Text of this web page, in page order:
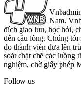
Nam.
đích giao lưu, học hỏi,
đến cầu lông. Chúng tôi
do thành viên đưa lên
soát chặt chẽ các luồng
nghiệm, chờ giấy phép
Follow us